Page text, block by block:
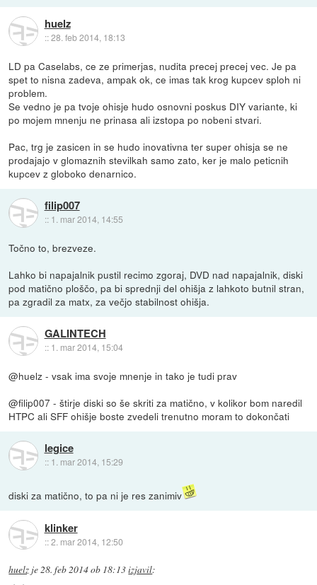
huelz
::28. feb 2014, 18:13
LD pa Caselabs, ce ze primerjas, nudita precej precej vec. Je pa
spet to nisna zadeva, ampak ok, ce imas tak krog kupcev sploh ni
problem.
Se vedno je pa tvoje ohisje hudo osnovni poskus DIY variante, ki
po mojem mnenju ne prinasa ali izstopa po nobeni stvari.
Pac, trg je zasicen in se hudo inovativna ter super ohisja se ne
prodajajo v glomaznih stevilkah samo zato, ker je malo peticnih
kupcev z globoko denarnico.
filip007
:: 1. mar 2014, 14:55
Točno to, brezveze.
Lahko bi napajalnik pustil recimo zgoraj, DVD nad napajalnik, diski
pod matično ploščo, pa bi sprednji del ohišja z lahkoto butnil stran,
pa zgradil za matx, za večjo stabilnost ohišja.
GALINTECH
:: 1. mar 2014, 15:04
@huelz - vsak ima svoje mnenje in tako je tudi prav
@filip007 - štirje diski so še skriti za matično, v kolikor bom naredil
HTPC ali SFF ohišje boste zvedeli trenutno moram to dokončati
legice
:: 1. mar 2014, 15:29
diski za matično, to pa ni je res zanimiv
klinker
::2. mar 2014, 12:50
huelz je28. feb 2014 ob 18:13izjavil: